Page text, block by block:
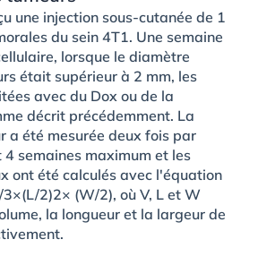
une injection sous-cutanée de 1
du sein 4T1. Une semaine
lorsque le diamètre
était supérieur à 2 mm, les
avec du Dox ou de la
décrit précédemment. La
a été mesurée deux fois par
semaines maximum et les
ont été calculés avec l'équation
2)2× (W/2), où V, L et W
la longueur et la largeur de